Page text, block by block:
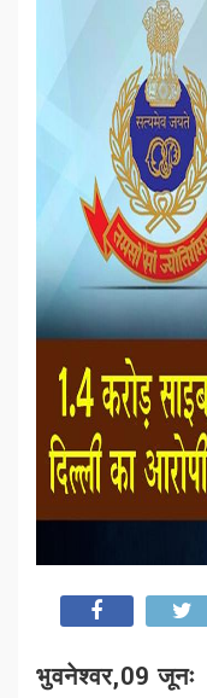
भुवनेश्वर,09 जूनः